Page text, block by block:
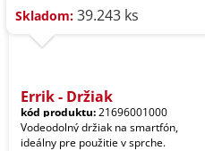
Skladom: 39.243 ks
Errik - Držiak
kód produktu:21696001000
Vodeodolný držiak na smartfón,
ideálny pre použitie v sprche.